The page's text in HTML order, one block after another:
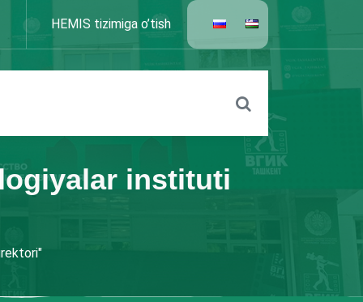
HEMIS tizimiga o’tish
instituti